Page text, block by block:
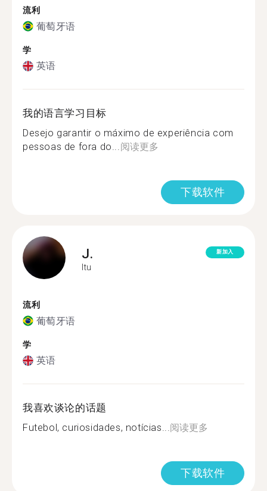
流利
葡萄牙语
学
英语
我的语言学习目标
Desejo garantir o máximo de experiência com
pessoas de fora do...阅读更多
下载软件
J.
Itu
新加入
流利
葡萄牙语
学
英语
我喜欢谈论的话题
Futebol, curiosidades, notícias...阅读更多
下载软件